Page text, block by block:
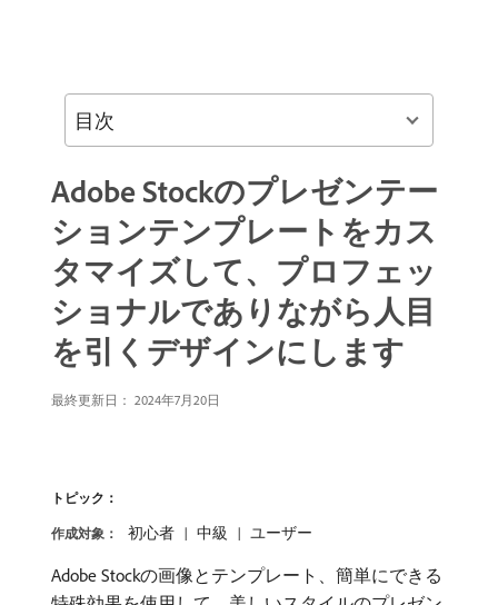
Adobe Stockのプレゼンテー
ションテンプレートをカス
タマイズして、プロフェッ
ショナルでありながら人目
を引くデザインにします
最終更新日： 2024年7月20日
トピック：
作成対象： 初心者 中級 ユーザー
Adobe Stockの画像とテンプレート、簡単にできる
目次